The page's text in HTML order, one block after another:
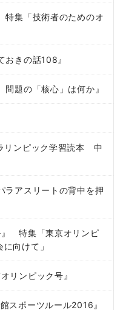
集「技術者のためのオ
きの話108』
題の「核心」は何か』
リンピック学習読本 中
アスリートの背中を押
特集「東京オリンピ
向けて」
ンピック号』
スポーツルール2016』